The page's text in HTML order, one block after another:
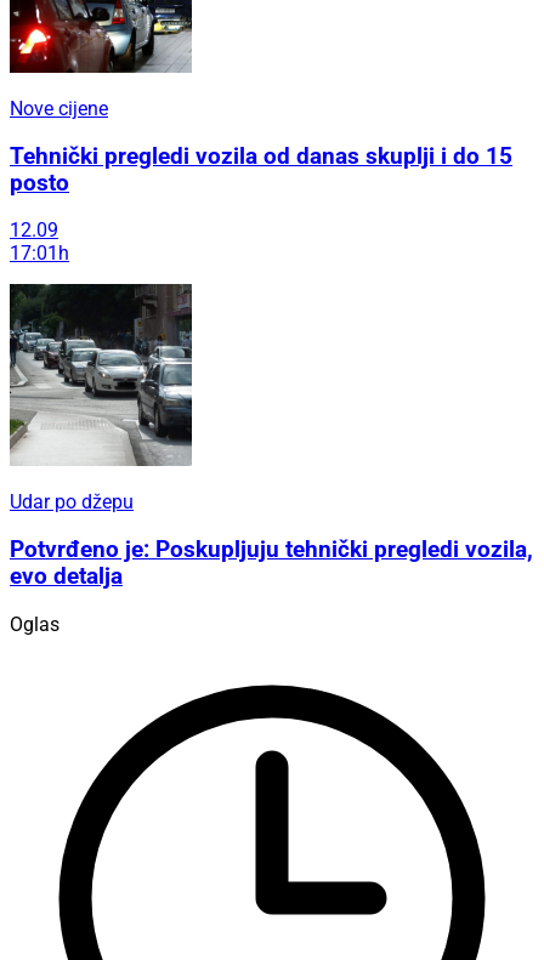
Nove cijene
Tehnički pregledi vozila od danas skuplji i do 15
posto
12.09
17:01h
Udar po džepu
Potvrđeno je: Poskupljuju tehnički pregledi vozila,
evo detalja
Oglas